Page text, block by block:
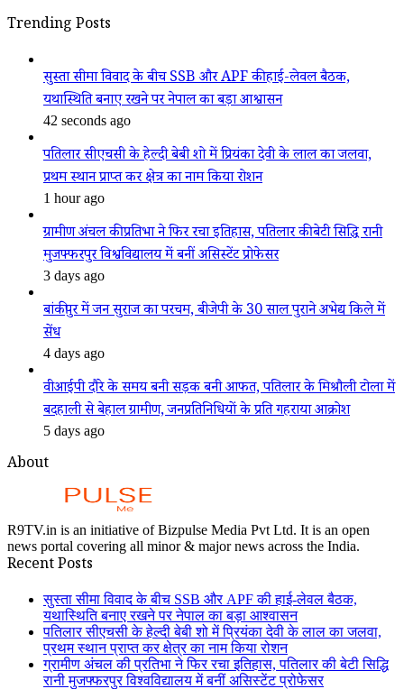
Trending Posts
सुस्ता सीमा विवाद के बीच SSB और APF की हाई-लेवल बैठक,
यथास्थिति बनाए रखने पर नेपाल का बड़ा आश्वासन
42 seconds ago
पतिलार सीएचसी के हेल्दी बेबी शो में प्रियंका देवी के लाल का जलवा,
प्रथम स्थान प्राप्त कर क्षेत्र का नाम किया रोशन
1 hour ago
ग्रामीण अंचल की प्रतिभा ने फिर रचा इतिहास, पतिलार की बेटी सिद्धि रानी
मुजफ्फरपुर विश्वविद्यालय में बनीं असिस्टेंट प्रोफेसर
3 days ago
बांकीपुर में जन सुराज का परचम, बीजेपी के 30 साल पुराने अभेद्य किले में
सेंध
4 days ago
वीआईपी दौरे के समय बनी सड़क बनी आफत, पतिलार के मिश्रौली टोला में
बदहाली से बेहाल ग्रामीण, जनप्रतिनिधियों के प्रति गहराया आक्रोश
5 days ago
About
R9TV.in is an initiative of Bizpulse Media Pvt Ltd. It is an open
news portal covering all minor & major news across the India.
Recent Posts
सुस्ता सीमा विवाद के बीच SSB और APF की हाई-लेवल बैठक,
यथास्थिति बनाए रखने पर नेपाल का बड़ा आश्वासन
पतिलार सीएचसी के हेल्दी बेबी शो में प्रियंका देवी के लाल का जलवा,
प्रथम स्थान प्राप्त कर क्षेत्र का नाम किया रोशन
ग्रामीण अंचल की प्रतिभा ने फिर रचा इतिहास, पतिलार की बेटी सिद्धि
रानी मुजफ्फरपुर विश्वविद्यालय में बनीं असिस्टेंट प्रोफेसर